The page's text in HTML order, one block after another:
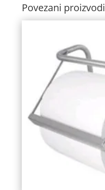
Povezani proizvodi